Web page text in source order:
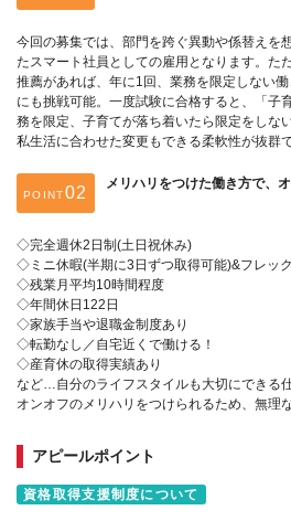
今回の募集では、部門を跨ぐ異動や係替えを
たスマート社員としての雇用となります。た
推薦があれば、年に1回、業務を限定しない
にも挑戦可能。一度試験に合格すると、「子
務を限定、子育てが落ち着いたら限定をしな
私生活に合わせた変更もできる柔軟性が抜群
POINT
メリハリをつけた働き方で、オ
◇完全週休2日制(土日祝休み)
◇ミニ休暇(半期に3日ずつ取得可能)&フレッ
◇残業月平均10時間程度
◇年間休日122日
◇家族手当や退職金制度あり
◇転勤なし／自宅近くで働ける！
◇産育休の取得実績あり
など…自分のライフスタイルも大切にできる
オンオフのメリハリをつけられるため、無理
アピールポイント
資格取得支援制度について